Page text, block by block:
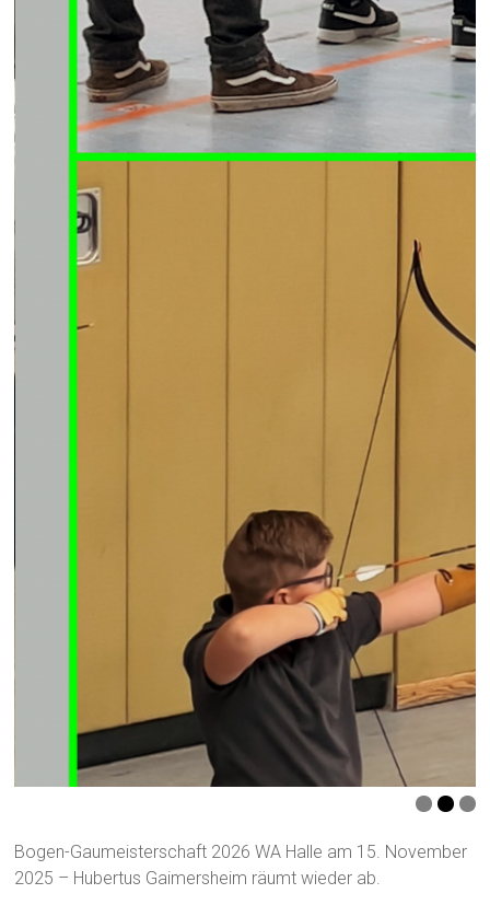
Bogen-Gaumeisterschaft 2026 WA Halle am 15. November
2025 – Hubertus Gaimersheim räumt wieder ab.